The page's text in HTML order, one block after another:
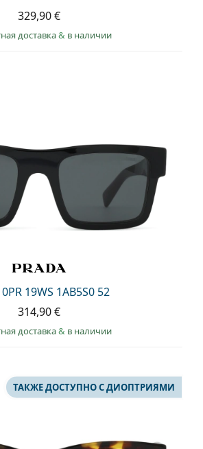
329,90 €
доставка& в наличии
19WS 1AB5S0 52
314,90 €
доставка& в наличии
ТАКЖЕ ДОСТУПНО С ДИОПТРИЯМИ